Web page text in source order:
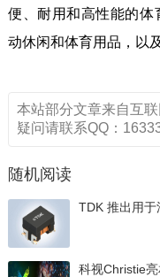
便、耐用和高性能的体
动休闲和体育用品，以
本站部分文章来自互
疑问请联系QQ：
随机阅读
TDK 推出用于
科视Christie